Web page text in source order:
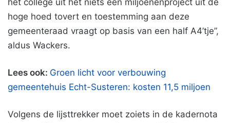
het college uit het niets een miljoenenproject uit de
hoge hoed tovert en toestemming aan deze
gemeenteraad vraagt op basis van een half A4’tje”,
aldus Wackers.
Lees ook: Groen licht voor verbouwing
gemeentehuis Echt-Susteren: kosten 11,5 miljoen
Volgens de lijsttrekker moet zoiets in de kadernota